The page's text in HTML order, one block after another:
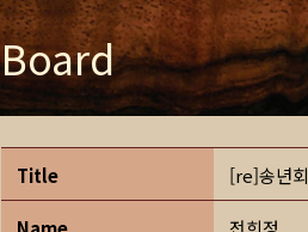
Board
Title [re]송년